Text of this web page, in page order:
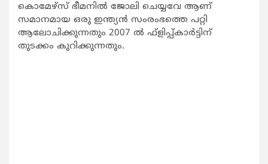
കൊമേഴ്സ് ഭീമനില്‍ ജോലി ചെയ്യവേ ആണ്
സമാനമായ ഒരു ഇന്ത്യന്‍ സംരംഭത്തെ പറ്റി
ആലോചിക്കുന്നതും 2007 ല്‍ ഫ്ളിപ്പ്കാര്‍ട്ടിന്
തുടക്കം കുറിക്കുന്നതും.